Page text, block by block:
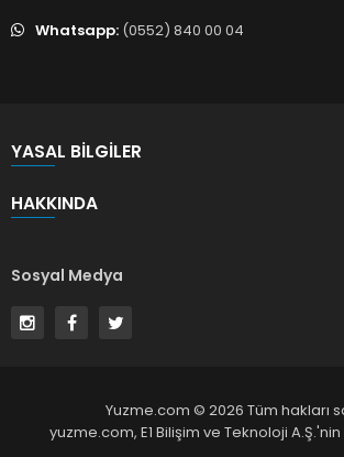
Whatsapp: (0552) 840 00 04
YASAL BILGILER
HAKKINDA
Sosyal Medya
Yuzme.com © 2026 Tüm hakları
yuzme.com, E1 Bilişim ve Teknoloji A.Ş.'nin